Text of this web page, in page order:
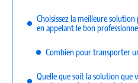
Choisissez la meilleure
en appelant le bon
Combien pour transporter
Quelle que soit la solution que